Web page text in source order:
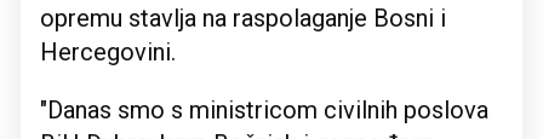
opremu stavlja na raspolaganje Bosni i
Hercegovini.
"Danas smo s ministricom civilnih poslova